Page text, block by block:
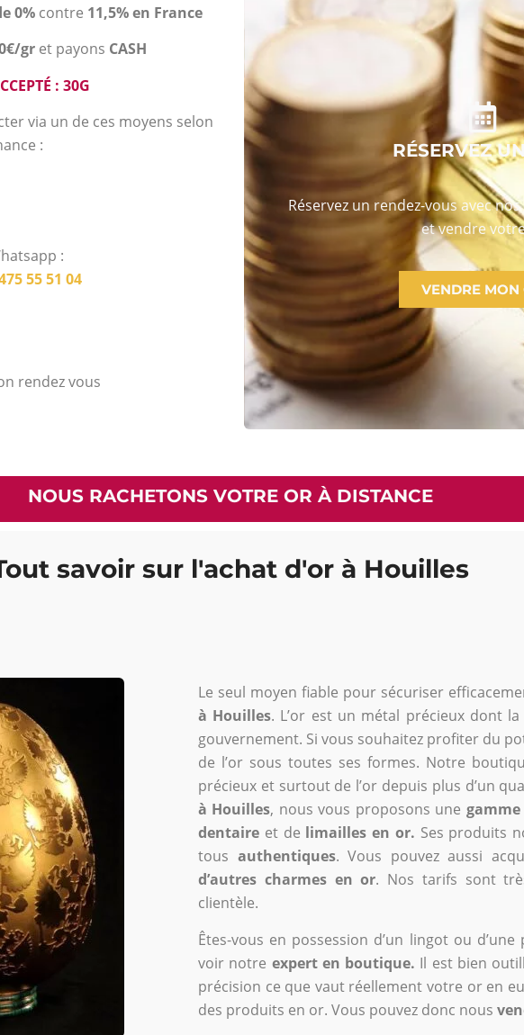
0% contre 11,5% en France
gr et payons CASH
: 30G
via un de ces moyens selon
:
:
55 51 04
rendez vous
RÉSERVEZ
Réservez un rendez-vous avec
et vendre
VENDRE MON
NOUS RACHETONS VOTRE OR À DISTANCE
savoir sur l'achat d'or à Houilles
Le seul moyen fiable pour sécuriser
à Houilles. L’or est un métal précieux dont
gouvernement. Si vous souhaitez profiter du
de l’or sous toutes ses formes. Notre
précieux et surtout de l’or depuis plus d’un
à Houilles, nous vous proposons une gamme
dentaireet de limailles en or. Ses produits
tous authentiques. Vous pouvez aussi
d’autres charmes en or. Nos tarifs sont
clientèle.
Êtes-vous en possession d’un lingot ou
voir notre expert en boutique. Il est bien
précision ce que vaut réellement votre or en
des produits en or. Vous pouvez donc nous